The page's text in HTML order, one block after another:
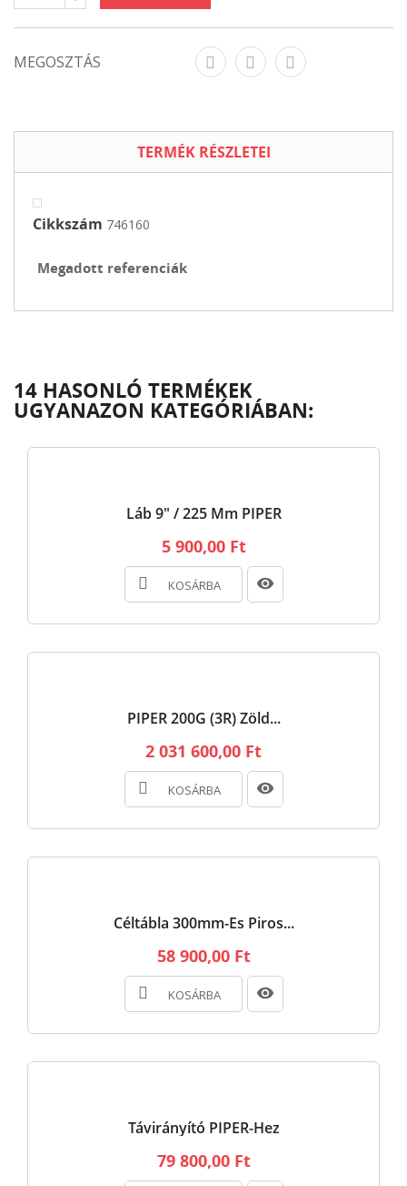
MEGOSZTÁS
TERMÉK RÉSZLETEI
Cikkszám 746160
Megadott referenciák
14 HASONLÓ TERMÉKEK
UGYANAZON KATEGÓRIÁBAN:
Láb 9" / 225 Mm PIPER
5 900,00 Ft
KOSÁRBA
PIPER 200G (3R) Zöld...
2 031 600,00 Ft
KOSÁRBA
Céltábla 300mm-Es Piros...
58 900,00 Ft
KOSÁRBA
Távirányító PIPER-Hez
79 800,00 Ft